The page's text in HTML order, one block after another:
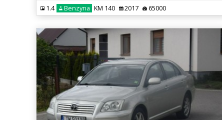
1.4 Benzyna KM 140 2017 65000